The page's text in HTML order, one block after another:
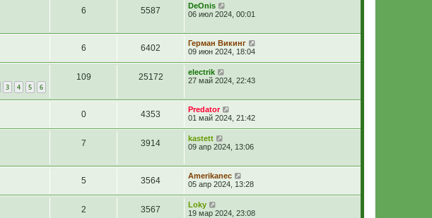
6 5587
DeOnis
06 июл 2024, 00:01
6 6402
Герман Викинг
09 июн 2024, 18:04
3 4 5 6
109 25172
electrik
27 май 2024, 22:43
0 4353
Predator
01 май 2024, 21:42
7 3914
kastett
09 апр 2024, 13:06
5 3564
Amerikanec
05 апр 2024, 13:28
2 3567
Loky
19 мар 2024, 23:08